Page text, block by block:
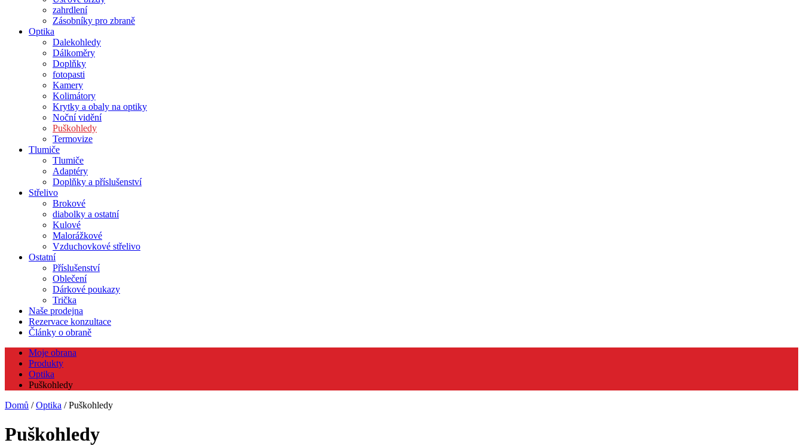
zahrdlení
Zásobníky pro zbraně
Optika
Dalekohledy
Dálkoměry
Doplňky
fotopasti
Kamery
Kolimátory
Krytky a obaly na optiky
Noční vidění
Puškohledy
Termovize
Tlumiče
Tlumiče
Adaptéry
Doplňky a příslušenství
Střelivo
Brokové
diabolky a ostatní
Kulové
Malorážkové
Vzduchovkové střelivo
Ostatní
Příslušenství
Oblečení
Dárkové poukazy
Trička
Naše prodejna
Rezervace konzultace
Články o obraně
Moje obrana
Produkty
Optika
Puškohledy
Domů /Optika / Puškohledy
Puškohledy